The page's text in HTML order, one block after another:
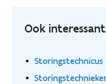
Ook interessant
Storingstechnicus